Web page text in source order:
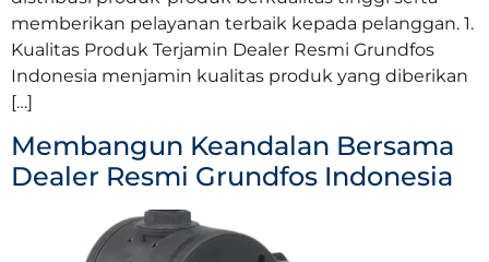
memberikan pelayanan terbaik kepada pelanggan. 1.
Kualitas Produk Terjamin Dealer Resmi Grundfos
Indonesia menjamin kualitas produk yang diberikan
[…]
Membangun Keandalan Bersama
Dealer Resmi Grundfos Indonesia